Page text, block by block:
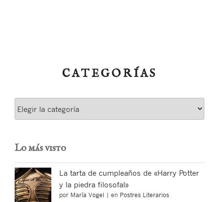
CATEGORÍAS
Lo más visto
La tarta de cumpleaños de «Harry Potter
y la piedra filosofal»
por María Vogel | en Postres Literarios